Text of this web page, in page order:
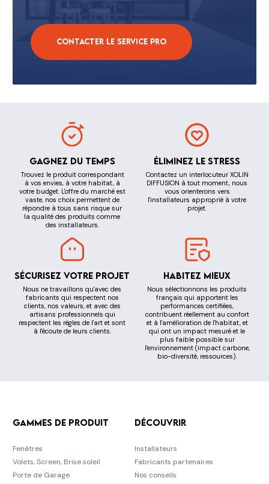
Contacter le service pro
Gagnez du temps
Trouvez le produit correspondant
à vos envies, à votre habitat, à
votre budget. L'offre du marché est
vaste, nos choix permettent de
répondre à tous sans risque sur
la qualité des produits comme
des installateurs.
Éliminez le stress
Contactez un interlocuteur XOLIN
DIFFUSION à tout moment, nous
vous orienterons vers
l'installateurs approprié à votre
projet.
Sécurisez votre projet
Nous ne travaillons qu'avec des
fabricants qui respectent nos
clients, nos valeurs, et avec des
artisans professionnels qui
respectent les règles de l'art et sont
à l'écoute de leurs clients.
Habitez mieux
Nous sélectionnons les produits
français qui apportent les
performances certifiées,
contribuent réellement au confort
et à l'amélioration de l'habitat, et
qui ont un impact mesuré et le
plus faible possible sur
l'environnement (impact carbone,
bio-diversité, ressources).
Gammes de produit
Fenêtres
Volets, Screen, Brise soleil
Porte de Garage
Découvrir
Installateurs
Fabricants partenaires
Nos conseils